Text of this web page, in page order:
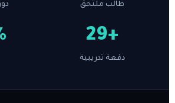
طالب ملتحق
+29
دفعة تدريبية